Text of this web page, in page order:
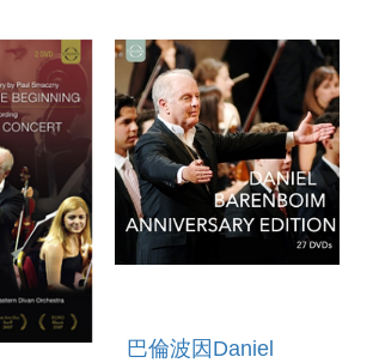
LES
1S
巴倫波因Daniel